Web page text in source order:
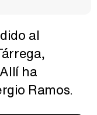
al
ha
Ramos.